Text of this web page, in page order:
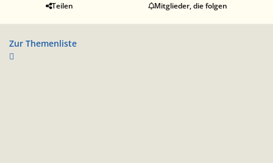
Teilen Mitglieder, die folgen
Zur Themenliste